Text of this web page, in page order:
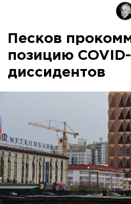
Песков
позицию COVID-
диссидентов